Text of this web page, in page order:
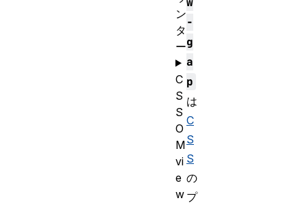
-
g
a
p
は
C
S
S
の
プ
ン
タ
ー
C
S
S
O
M
vi
e
w